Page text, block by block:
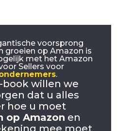
voorsprong
groeien op Amazon is
met het Amazon
Sellers voor
.
book willen we
dat u alles
hoe u moet
op Amazon en